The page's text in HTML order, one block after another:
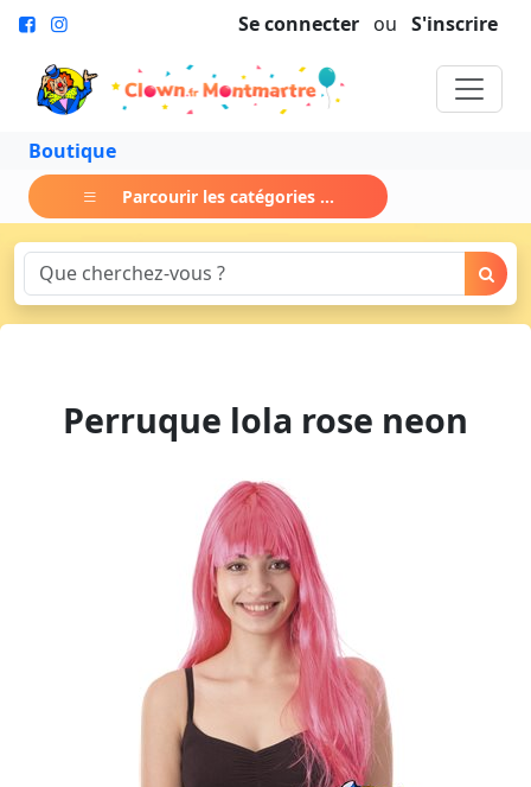
Se connecter ou S'inscrire
Boutique
Parcourir les catégories ...
Perruque lola rose neon